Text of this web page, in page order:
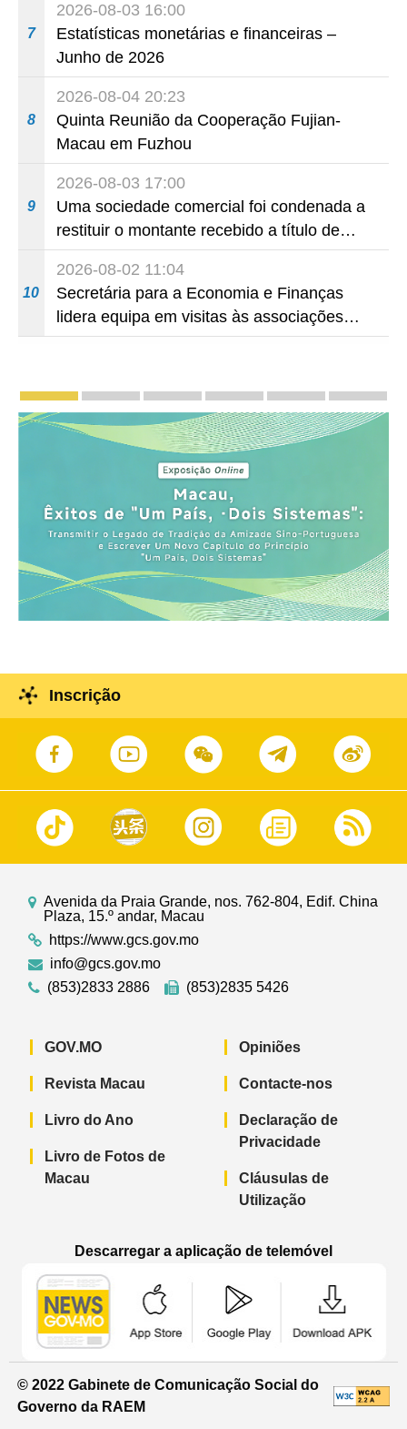
7
2026-08-03 16:00
Estatísticas monetárias e financeiras –
Junho de 2026
8
2026-08-04 20:23
Quinta Reunião da Cooperação Fujian-
Macau em Fuzhou
9
2026-08-03 17:00
Uma sociedade comercial foi condenada a
restituir o montante recebido a título de
apoio pecuniário para combater a epidemia
de 2022, por não ter sido provado que
reunia os requisitos para a sua atribuição
10
2026-08-02 11:04
Secretária para a Economia e Finanças
lidera equipa em visitas às associações
locais para consolidar consensos e
económica e social
Divulgação e promoção
Macau, Êxitos de "Um País, Dois Sistemas":
Chefe do Executivo apresenta a 18 de
LAG em Grande Plano
Segundo Plano
Zona de
Inscrição
Avenida da Praia Grande, nos. 762-804, Edif. China
Plaza, 15.º andar, Macau
https://www.gcs.gov.mo
info@gcs.gov.mo
(853)2833 2886
(853)2835 5426
GOV.MO
Revista Macau
Livro do Ano
Livro de Fotos de
Macau
Opiniões
Contacte-nos
Declaração de
Privacidade
Cláusulas de
Utilização
Descarregar a aplicação de telemóvel
© 2022 Gabinete de Comunicação Social do
Governo da RAEM